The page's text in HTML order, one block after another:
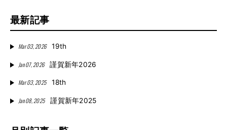
最新記事
Mar 03, 2026 19th
Jan 07, 2026 謹賀新年2026
Mar 03, 2025 18th
Jan 08, 2025 謹賀新年2025